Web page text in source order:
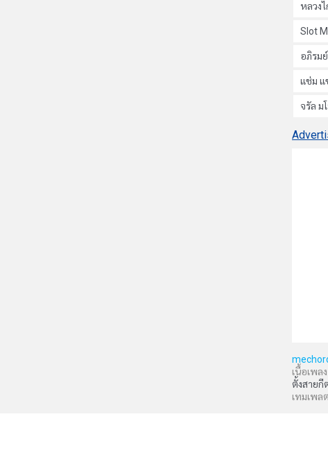
หลวงไ
Slot
อภิรมย์
แช่ม แ
จรัล ม
เนื้อเพล
ตั้งสายกี
เทมเพล